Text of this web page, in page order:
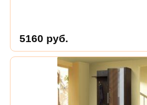
5160 руб.